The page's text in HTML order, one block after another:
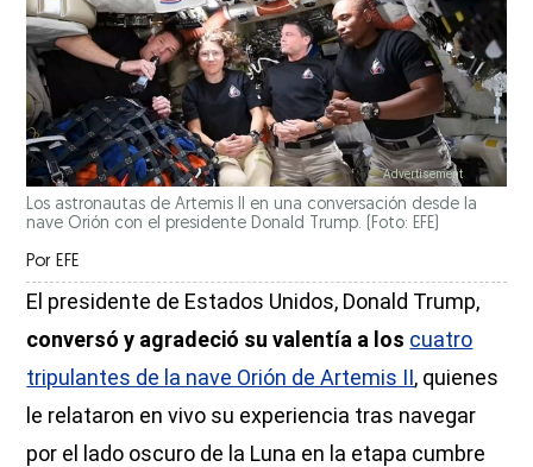
Los astronautas de Artemis II en una conversación desde la
nave Orión con el presidente Donald Trump. (Foto: EFE)
Por EFE
El presidente de Estados Unidos, Donald Trump,
conversó y agradeció su valentía a los cuatro
tripulantes de la nave Orión de Artemis II, quienes
le relataron en vivo su experiencia tras navegar
por el lado oscuro de la Luna en la etapa cumbre